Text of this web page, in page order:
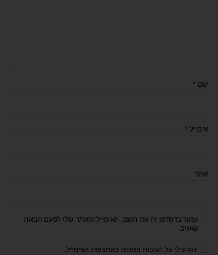
שם*
אימייל*
אתר
שמור בדפדפן זה את השם, האימייל והאתר שלי לפעם הבאה
שאגיב.
הודע לי על תגובות נוספות באמצעות האימייל.